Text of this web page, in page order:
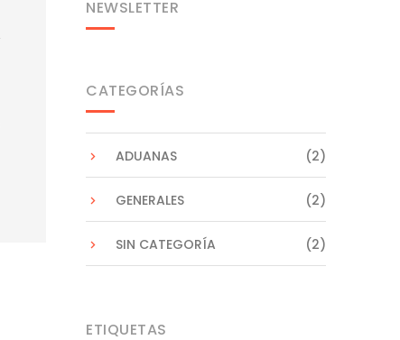
NEWSLETTER
CATEGORÍAS
ADUANAS (2)
GENERALES (2)
SIN CATEGORÍA (2)
ETIQUETAS